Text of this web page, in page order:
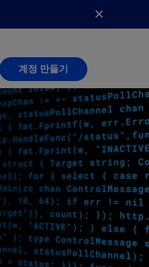
계정 만들기